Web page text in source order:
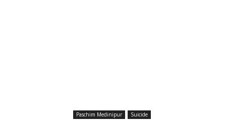
Paschim Medinipur Suicide